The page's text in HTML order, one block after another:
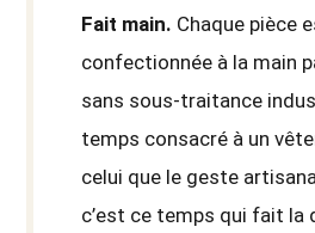
Fait main. Chaque pièce
confectionnée à la main
sans sous-traitance
temps consacré à un
celui que le geste
c’est ce temps qui fait la